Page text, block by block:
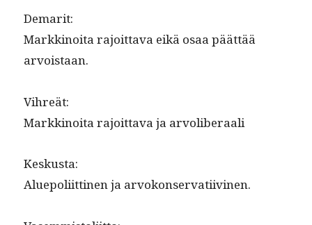
Demar­it:
Markki­noi­ta rajoit­ta­va eikä osaa päät­tää
arvoistaan.
Vihreät:
Markki­noi­ta rajoit­ta­va ja arvoliberaali
Keskus­ta:
Alue­poli­it­ti­nen ja arvokonservatiivinen.